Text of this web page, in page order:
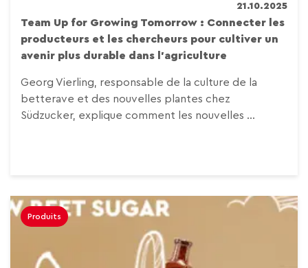
21.10.2025
Team Up for Growing Tomorrow : Connecter les
producteurs et les chercheurs pour cultiver un
avenir plus durable dans l’agriculture
Georg Vierling, responsable de la culture de la
betterave et des nouvelles plantes chez
Südzucker, explique comment les nouvelles ...
Produits